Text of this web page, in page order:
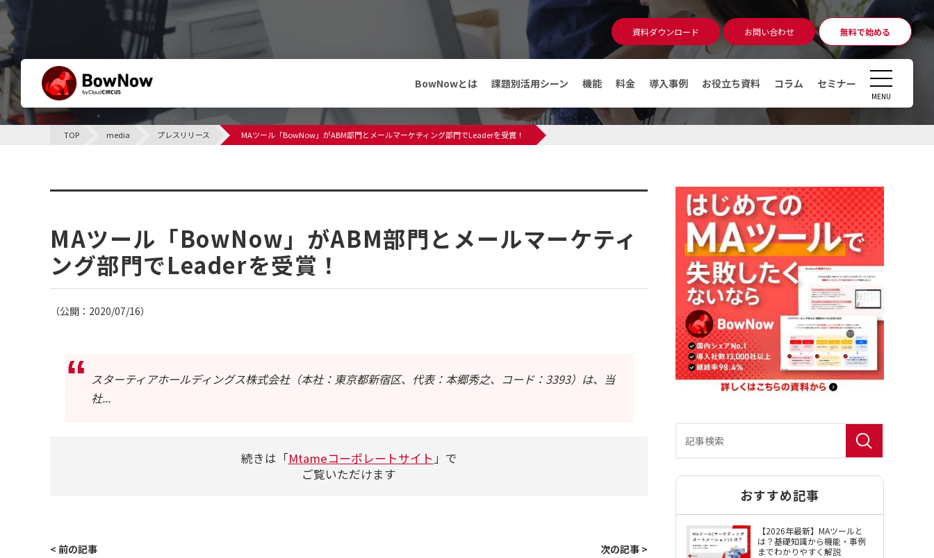
BowNowとは 課題別活用シーン 機能 料金 導入事例 お役立ち資料 コラム セミナー
資料ダウンロード お問い合わせ 無料で始める
MENU
資料ダウンロード 無料相談 アカウント発行
CLOSE
BowNowとは 機能
導入事例
メディア
導入事例
コラム
デジタルマーケティングとは
デマンドジェネレーションとは
MAツール運用時のKPI・KGI
MAツールの導入費用っていくら
かかるの？
資料ダウンロード
代理店の方はこちら
BowNow導入の手引き
BowNow（バウナウ）使用許諾約款
TOP media プレスリリース MAツール「BowNow」がABM部門とメールマーケティング部門でLeaderを受賞！
プレスリリース
MAツール「BowNow」がABM部門とメールマーケティ
ング部門でLeaderを受賞！
（公開：2020/07/16）
スターティアホールディングス株式会社（本社：東京都新宿区、代表：本郷秀之、コード：3393）は、当
社...
続きは「Mtameコーポレートサイト」で
ご覧いただけます
< 前の記事 次の記事 >
おすすめ記事
【2026年最新】MAツールと
は？基礎知識から機能・事例
までわかりやすく解説